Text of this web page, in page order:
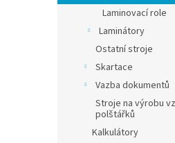
Laminovací role
Laminátory
Ostatní stroje
Skartace
Vazba dokumentů
Stroje na výrobu
polštářků
Kalkulátory